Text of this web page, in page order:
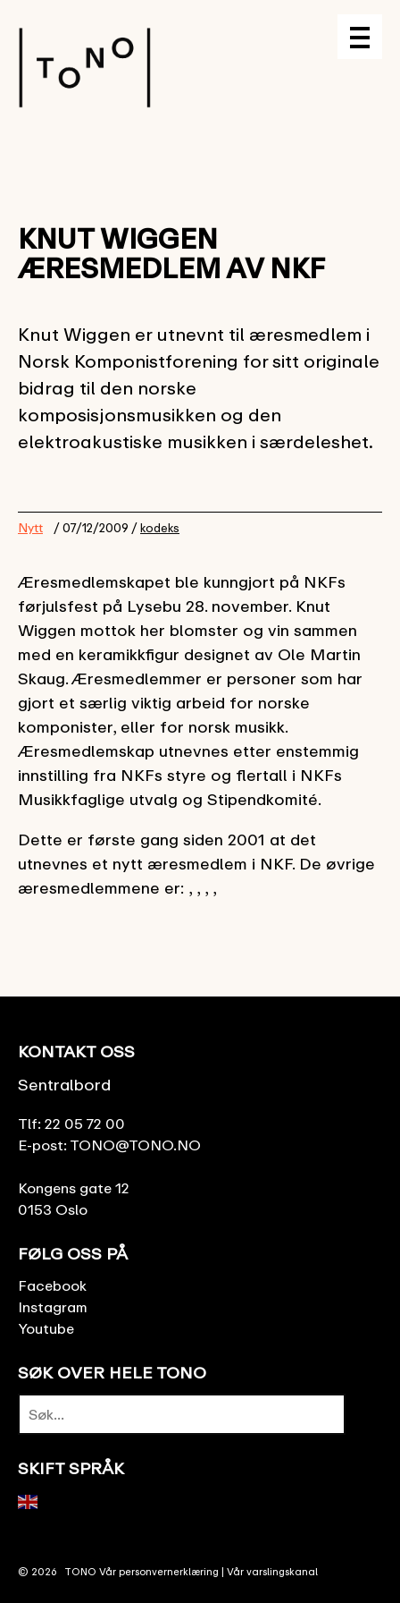
KNUT WIGGEN
ÆRESMEDLEM AV NKF
Knut Wiggen er utnevnt til æresmedlem i
Norsk Komponistforening for sitt originale
bidrag til den norske
komposisjonsmusikken og den
elektroakustiske musikken i særdeleshet.
Nytt / 07/12/2009 /kodeks
Æresmedlemskapet ble kunngjort på NKFs
førjulsfest på Lysebu 28. november. Knut
Wiggen mottok her blomster og vin sammen
med en keramikkfigur designet av Ole Martin
Skaug. Æresmedlemmer er personer som har
gjort et særlig viktig arbeid for norske
komponister, eller for norsk musikk.
Æresmedlemskap utnevnes etter enstemmig
innstilling fra NKFs styre og flertall i NKFs
Musikkfaglige utvalg og Stipendkomité.
Dette er første gang siden 2001 at det
utnevnes et nytt æresmedlem i NKF. De øvrige
æresmedlemmene er: , , , ,
KONTAKT OSS
Sentralbord
Tlf: 22 05 72 00
E-post: TONO@TONO.NO
Kongens gate 12
0153 Oslo
FØLG OSS PÅ
Facebook
Instagram
Youtube
SØK OVER HELE TONO
SKIFT SPRÅK
© 2026 TONO Vår personvernerklæring | Vår varslingskanal